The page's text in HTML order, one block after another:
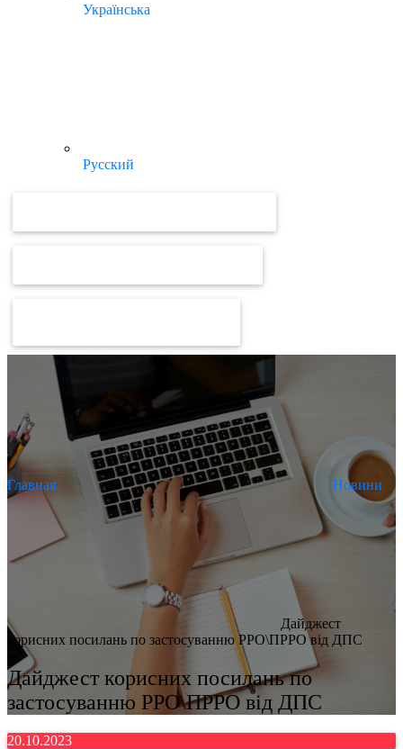
Українська
Русский
Главная Новини
Дайджест
корисних посилань по застосуванню РРО\ПРРО від ДПС
Дайджест корисних посилань по
застосуванню РРО\ПРРО від ДПС
20.10.2023